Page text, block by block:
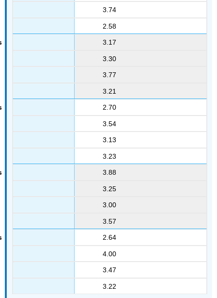
3.74
2.58
3.17
3.30
3.77
3.21
2.70
3.54
3.13
3.23
3.88
3.25
3.00
3.57
2.64
4.00
3.47
3.22